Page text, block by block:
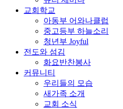
교회학교
아동부 어와나클럽
중고등부 하늘소리
청년부 Joyful
전도와 섬김
화요반찬봉사
커뮤니티
우리들의 모습
새가족 소개
교회 소식